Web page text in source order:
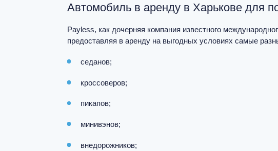
Автомобиль в аренду в Харькове для
Payless, как дочерняя компания известного
предоставляя в аренду на выгодных условиях самые
седанов;
кроссоверов;
пикапов;
минивэнов;
внедорожников;